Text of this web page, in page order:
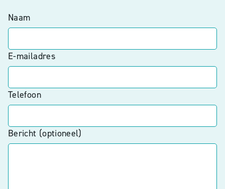
Naam
E-mailadres
Telefoon
Bericht (optioneel)